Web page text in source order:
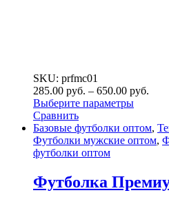
SKU: prfmc01
285.00 руб. – 650.00 руб.
Выберите параметры
Сравнить
Базовые футболки оптом,
Футболки мужские оптом,
футболки оптом
Футболка